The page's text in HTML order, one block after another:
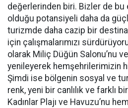
değerlerinden biri. Bizler de
olduğu potansiyeli daha da
turizmde daha cazip bir
için çalışmalarımızı
olarak Miliç Düğün Salonu’nu
yenileyerek hemşehrilerimizin
Şimdi ise bölgenin sosyal ve
renk, yeni bir canlılık ve farklı
Kadınlar Plajı ve Havuzu’nu